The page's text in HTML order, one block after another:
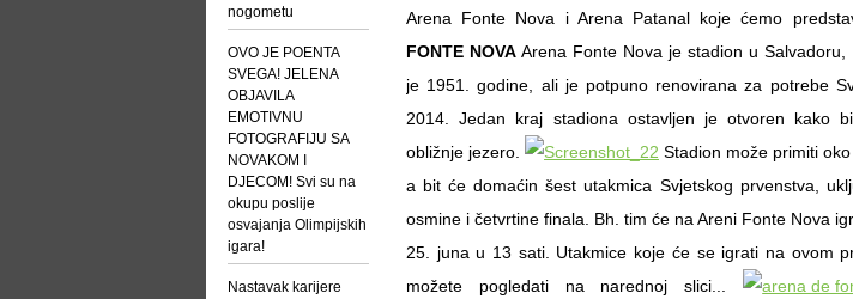
nogometu
OVO JE POENTA
SVEGA! JELENA
OBJAVILA
EMOTIVNU
FOTOGRAFIJU SA
NOVAKOM I
DJECOM! Svi su na
okupu poslije
osvajanja Olimpijskih
igara!
Nastavak karijere
Arena Fonte Nova i Arena Patanal koje ćemo
FONTE NOVA Arena Fonte Nova je stadion u Salvadoru,
je 1951. godine, ali je potpuno renovirana za potrebe
2014. Jedan kraj stadiona ostavljen je otvoren kako
obližnje jezero.
Stadion može primiti
a bit će domaćin šest utakmica Svjetskog prvenstva,
osmine i četvrtine finala. Bh. tim će na Areni Fonte Nova
25. juna u 13 sati. Utakmice koje će se igrati na ovom
možete pogledati na narednoj slici...